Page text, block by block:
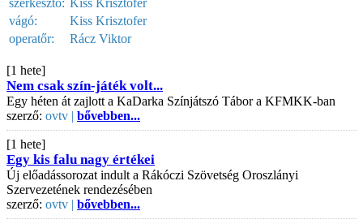
vágó:
Kiss Krisztofer
operatőr:
Rácz Viktor
[1 hete]
Nem csak szín-játék volt...
Egy héten át zajlott a KaDarka Színjátszó Tábor a KFMKK-ban
szerző: ovtv | bővebben...
[1 hete]
Egy kis falu nagy értékei
Új előadássorozat indult a Rákóczi Szövetség Oroszlányi
Szervezetének rendezésében
szerző: ovtv | bővebben...